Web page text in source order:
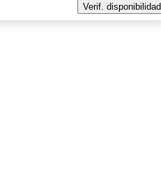
Verif. disponibilidad